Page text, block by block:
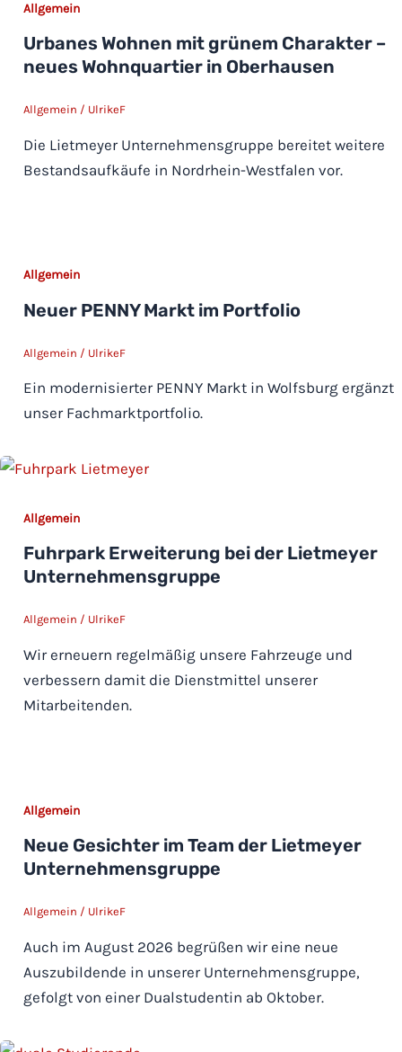
Allgemein
Urbanes Wohnen mit grünem Charakter –
neues Wohnquartier in Oberhausen
Allgemein / UlrikeF
Die Lietmeyer Unternehmensgruppe bereitet weitere
Bestandsaufkäufe in Nordrhein-Westfalen vor.
Allgemein
Neuer PENNY Markt im Portfolio
Allgemein / UlrikeF
Ein modernisierter PENNY Markt in Wolfsburg ergänzt
unser Fachmarktportfolio.
Allgemein
Fuhrpark Erweiterung bei der Lietmeyer
Unternehmensgruppe
Allgemein / UlrikeF
Wir erneuern regelmäßig unsere Fahrzeuge und
verbessern damit die Dienstmittel unserer
Mitarbeitenden.
Allgemein
Neue Gesichter im Team der Lietmeyer
Unternehmensgruppe
Allgemein / UlrikeF
Auch im August 2026 begrüßen wir eine neue
Auszubildende in unserer Unternehmensgruppe,
gefolgt von einer Dualstudentin ab Oktober.